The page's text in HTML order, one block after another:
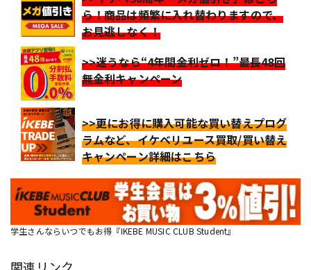
ら！商品は頻繁に入れ替わりますので、
お見逃しなく！
>>迷うなら“4年間金利ゼロ！”最長48回
無金利キャンペーン
>>更にお得に購入可能な買い替えプログ
ラムなど、イケベリユース買取/買い替え
キャンペーン詳細はこちら
学生さんならいつでもお得『IKEBE MUSIC CLUB Student』
関連リンク